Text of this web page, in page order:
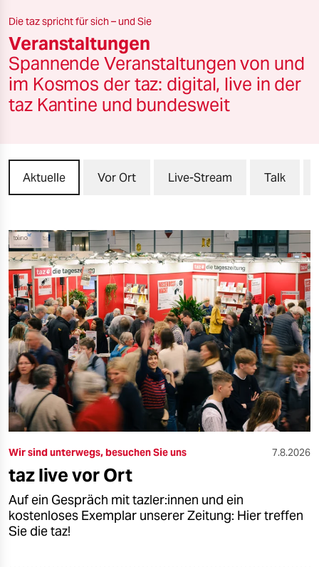
nord
wahrheit
verlag
shop
unterstützen
abo
genossenschaft
epaper login
Die taz spricht für sich – und Sie
Veranstaltungen
Spannende Veranstaltungen von und
im Kosmos der taz: digital, live in der
taz Kantine und bundesweit
Aktuelle Vor Ort Live-Stream Talk
Wir sind unterwegs, besuchen Sie uns 7.8.2026
taz live vor Ort
Auf ein Gespräch mit tazler:innen und ein
kostenloses Exemplar unserer Zeitung: Hier treffen
Sie die taz!